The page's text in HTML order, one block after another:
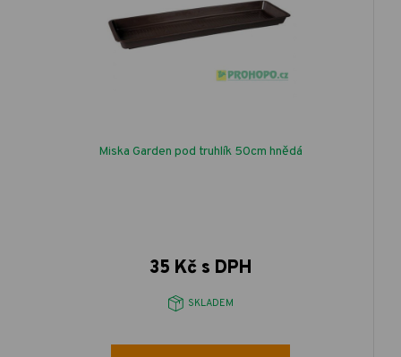
Miska Garden pod truhlík 50cm hnědá
35 Kč s DPH
SKLADEM